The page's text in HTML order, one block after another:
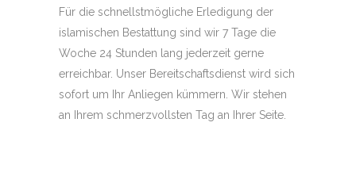
Für die schnellstmögliche Erledigung der
islamischen Bestattung sind wir 7 Tage die
Woche 24 Stunden lang jederzeit gerne
erreichbar. Unser Bereitschaftsdienst wird sich
sofort um Ihr Anliegen kümmern. Wir stehen
an Ihrem schmerzvollsten Tag an Ihrer Seite.